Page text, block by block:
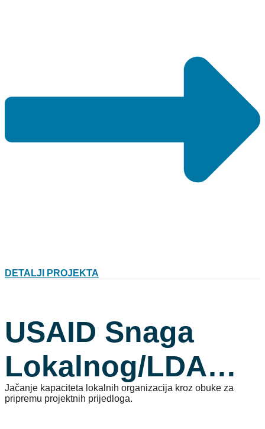
DETALJI PROJEKTA
USAID Snaga
Lokalnog/LDA
Mostar
Jačanje kapaciteta lokalnih organizacija kroz obuke za
pripremu projektnih prijedloga.